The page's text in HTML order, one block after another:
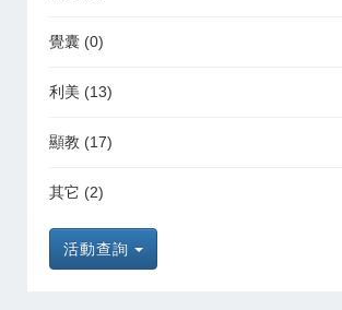
覺囊 (0)
利美 (13)
顯教 (17)
其它 (2)
活動查詢